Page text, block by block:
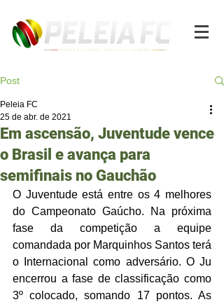
Post
Em ascensão, Juventude vence
o Brasil e avança para
semifinais no Gauchão
Peleia FC
25 de abr. de 2021
O Juventude está entre os 4 melhores
do Campeonato Gaúcho. Na próxima
fase da competição a equipe
comandada por Marquinhos Santos terá
o Internacional como adversário. O Ju
encerrou a fase de classificação como
3º colocado, somando 17 pontos. As